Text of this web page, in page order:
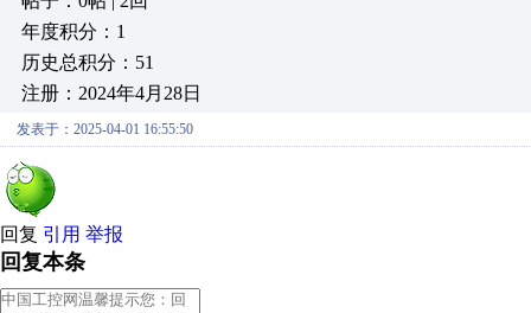
年度积分：1
历史总积分：51
注册：2024年4月28日
发表于：2025-04-01 16:55:50
回复 引用 举报
回复本条